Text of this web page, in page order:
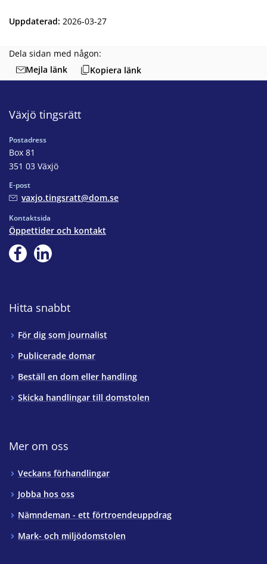
Uppdaterad: 2026-03-27
Dela sidan med någon:
Mejla länk
Kopiera länk
Växjö tingsrätt
Postadress
Box 81
351 03 Växjö
E-post
vaxjo.tingsratt@dom.se
Kontaktsida
Öppettider och kontakt
Hitta snabbt
För dig som journalist
Publicerade domar
Beställ en dom eller handling
Skicka handlingar till domstolen
Mer om oss
Veckans förhandlingar
Jobba hos oss
Nämndeman - ett förtroendeuppdrag
Mark- och miljödomstolen